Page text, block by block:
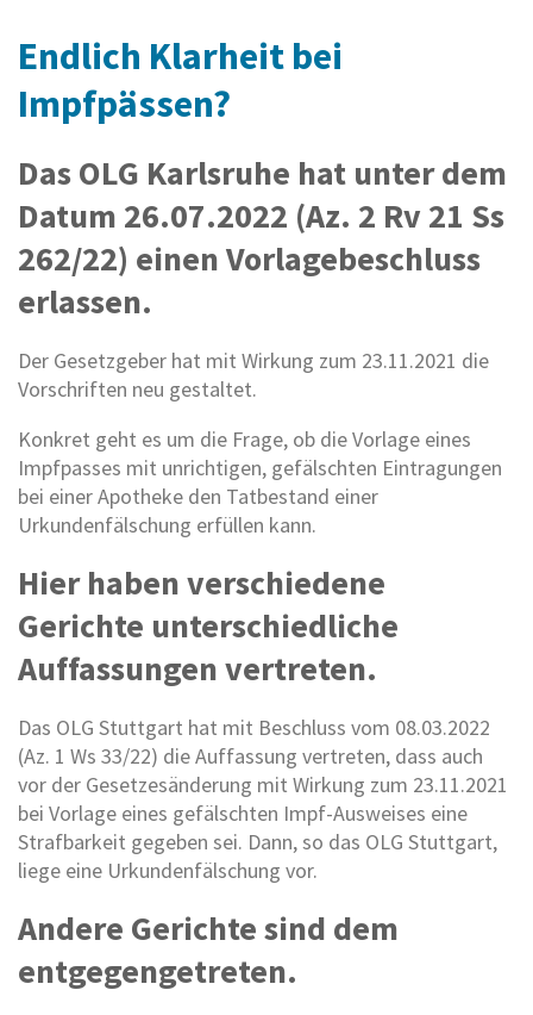
Endlich Klarheit bei
Impfpässen?
Das OLG Karlsruhe hat unter dem
Datum 26.07.2022 (Az. 2 Rv 21 Ss
262/22) einen Vorlagebeschluss
erlassen.
Der Gesetzgeber hat mit Wirkung zum 23.11.2021 die
Vorschriften neu gestaltet.
Konkret geht es um die Frage, ob die Vorlage eines
Impfpasses mit unrichtigen, gefälschten Eintragungen
bei einer Apotheke den Tatbestand einer
Urkundenfälschung erfüllen kann.
Hier haben verschiedene
Gerichte unterschiedliche
Auffassungen vertreten.
Das OLG Stuttgart hat mit Beschluss vom 08.03.2022
(Az. 1 Ws 33/22) die Auffassung vertreten, dass auch
vor der Gesetzesänderung mit Wirkung zum 23.11.2021
bei Vorlage eines gefälschten Impf-Ausweises eine
Strafbarkeit gegeben sei. Dann, so das OLG Stuttgart,
liege eine Urkundenfälschung vor.
Andere Gerichte sind dem
entgegengetreten.